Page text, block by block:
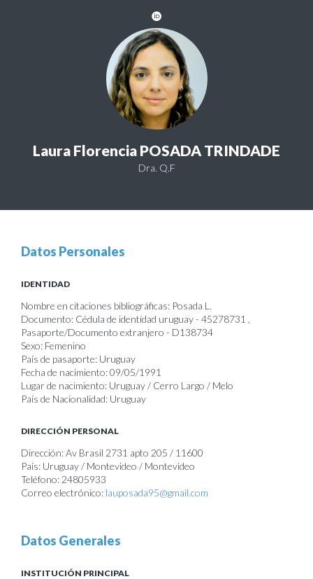
Laura Florencia POSADA TRINDADE
Dra. Q.F
Datos Personales
IDENTIDAD
Nombre en citaciones bibliográficas: Posada L.
Documento: Cédula de identidad uruguay - 45278731 ,
Pasaporte/Documento extranjero - D138734
Sexo: Femenino
País de pasaporte: Uruguay
Fecha de nacimiento: 09/05/1991
Lugar de nacimiento: Uruguay / Cerro Largo / Melo
País de Nacionalidad: Uruguay
DIRECCIÓN PERSONAL
Dirección: Av Brasil 2731 apto 205 / 11600
País: Uruguay / Montevideo / Montevideo
Teléfono: 24805933
Correo electrónico: lauposada95@gmail.com
Datos Generales
INSTITUCIÓN PRINCIPAL